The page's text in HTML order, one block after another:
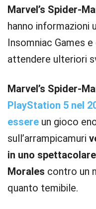
Marvel’s Spider-
hanno informazioni
Insomniac Games
attendere ulteriori
Marvel’s Spider-
PlayStation 5 nel
essere un gioco
sull’arrampicamuri
in uno spettacolare
Morales contro un
quanto temibile.